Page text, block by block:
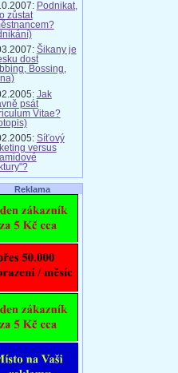
Podnikat,
zůstat
Šikany je
dost
Bossing,
Jak
psát
Vitae?
Síťový
versus
Reklama